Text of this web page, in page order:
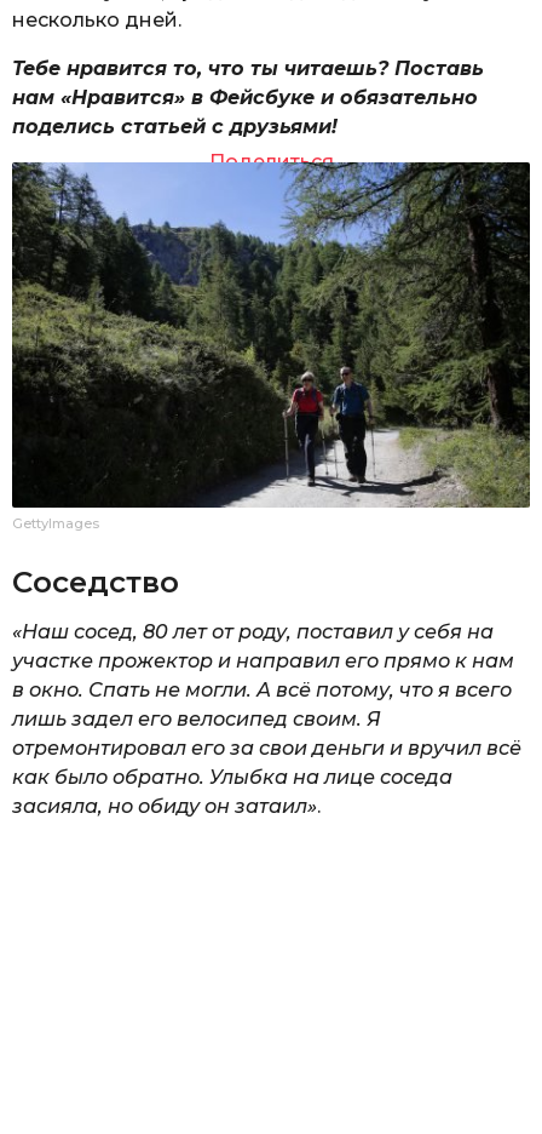
несколько дней.
Тебе нравится то, что ты читаешь? Поставь
нам «Нравится» в Фейсбуке и обязательно
поделись статьей с друзьями!
Поделиться
GettyImages
Соседство
«Наш сосед, 80 лет от роду, поставил у себя на
участке прожектор и направил его прямо к нам
в окно. Спать не могли. А всё потому, что я всего
лишь задел его велосипед своим. Я
отремонтировал его за свои деньги и вручил всё
как было обратно. Улыбка на лице соседа
засияла, но обиду он затаил».